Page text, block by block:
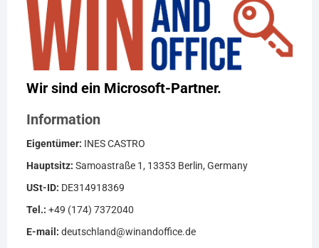
Wir sind ein Microsoft-Partner.
Information
Eigentümer: INES CASTRO
Hauptsitz: Samoastraße 1, 13353 Berlin, Germany
USt-ID: DE314918369
Tel.: +49 (174) 7372040
E-mail: deutschland@winandoffice.de